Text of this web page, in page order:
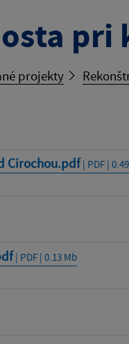
pri
projekty
Cirochou.pdf| PDF |
| PDF | 0.13 Mb